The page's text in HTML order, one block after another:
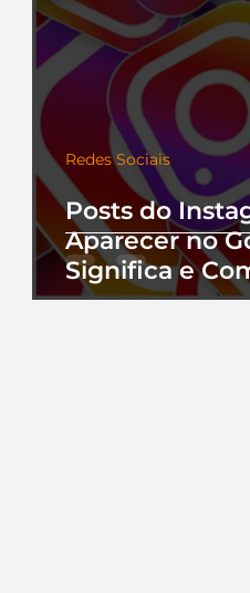
Posts do
Aparecer no
Significa e
Perfil
Redes Sociais